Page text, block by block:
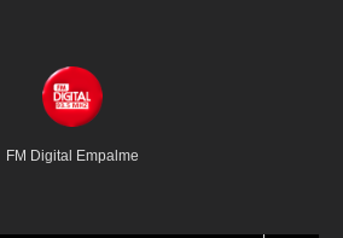
FM Digital Empalme